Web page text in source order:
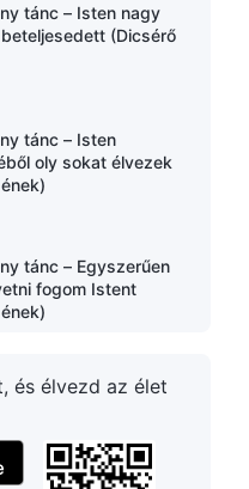
tánc – Isten nagy
(Dicsérő
tánc – Isten
oly sokat élvezek
tánc – Egyszerűen
fogom Istent
tánc – Isten
(Dicsérő ének)
és élvezd az élet